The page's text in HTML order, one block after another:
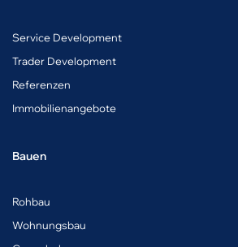
Service Development
Trader Development
Referenzen
Immobilienangebote
Bauen
Rohbau
Wohnungsbau